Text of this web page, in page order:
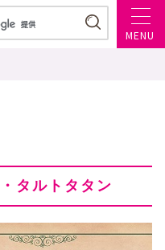
MENU
タルトタタン